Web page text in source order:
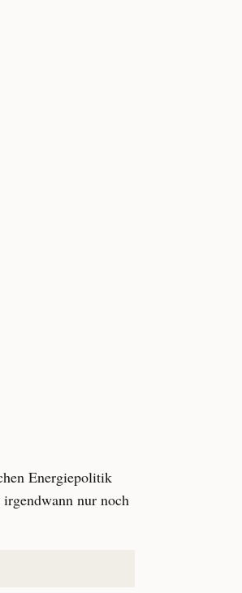
Energiepolitik
nur noch